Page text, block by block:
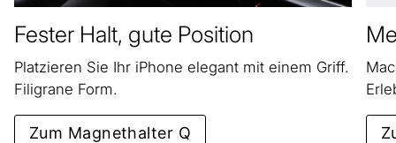
Fester Halt, gute Position
Platzieren Sie Ihr iPhone elegant mit einem Griff.
Filigrane Form.
Zum Magnethalter Q